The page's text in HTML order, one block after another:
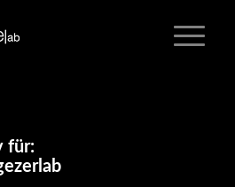
für: